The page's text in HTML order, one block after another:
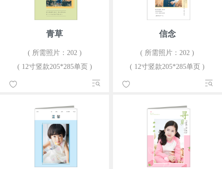
青草
( 所需照片：202 )
( 12寸竖款205*285单页 )
信念
( 所需照片：202 )
( 12寸竖款205*285单页 )